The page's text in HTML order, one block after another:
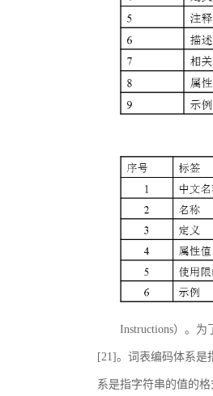
Instructions）。
[21]。词表编码体系是
系是指字符串的值的